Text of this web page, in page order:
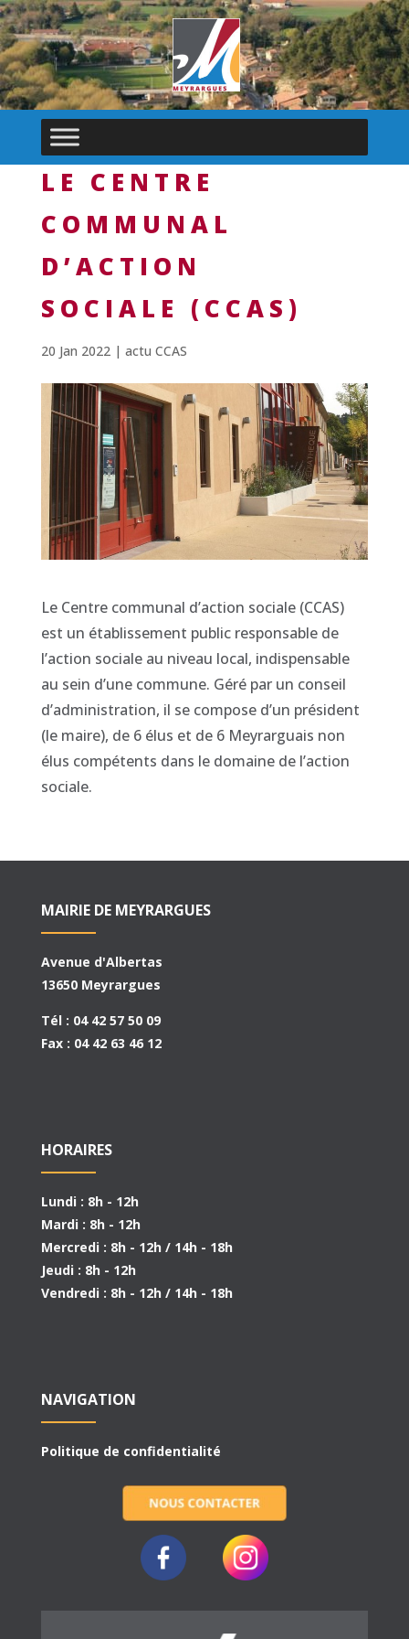
LE CENTRE
COMMUNAL
D’ACTION
SOCIALE (CCAS)
20 Jan 2022| actu CCAS
Le Centre communal d’action sociale (CCAS)
est un établissement public responsable de
l’action sociale au niveau local, indispensable
au sein d’une commune. Géré par un conseil
d’administration, il se compose d’un président
(le maire), de 6 élus et de 6 Meyrarguais non
élus compétents dans le domaine de l’action
sociale.
MAIRIE DE MEYRARGUES
Avenue d'Albertas
13650 Meyrargues
Tél : 04 42 57 50 09
Fax : 04 42 63 46 12
HORAIRES
Lundi : 8h - 12h
Mardi : 8h - 12h
Mercredi : 8h - 12h / 14h - 18h
Jeudi : 8h - 12h
Vendredi : 8h - 12h / 14h - 18h
NAVIGATION
Politique de confidentialité